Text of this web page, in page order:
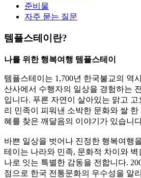
준비물
자주 묻는 질문
템플스테이란?
나를 위한 행복여행 템플스테이
템플스테이는 1,700년 한국불교의 역
산사에서 수행자의 일상을 경험하는
입니다. 푸른 자연이 살아있는 맑고
리 민족이 피워낸 소박한 문화와 쌀 한
혜를 찾은 깨달음의 이야기가 있습니
바쁜 일상을 벗어나 진정한 행복여행
테이는 나라와 민족, 문화적 차이와
나로 잇는 특별한 감동을 전합니다.
점으로 한국 전통문화의 우수성을 알